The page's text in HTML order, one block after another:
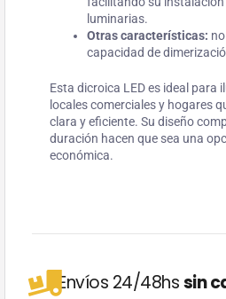
luminarias.
Otras características:
capacidad de
Esta dicroica LED es ideal para
locales comerciales y hogares
clara y eficiente. Su diseño
duración hacen que sea una
económica.
Envíos 24/48hssin